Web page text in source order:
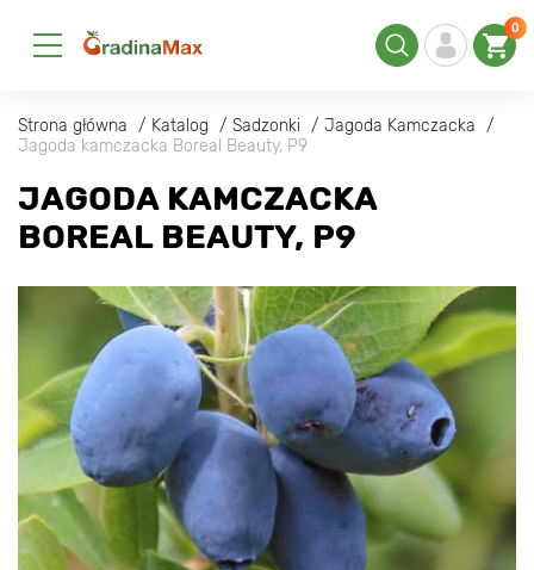
0
Strona główna Katalog Sadzonki
Jagoda Kamczacka
Jagoda kamczacka Boreal Beauty, P9
JAGODA KAMCZACKA
BOREAL BEAUTY, P9